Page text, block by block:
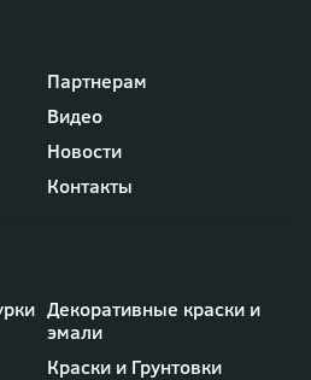
Партнерам
Видео
Новости
Контакты
Декоративные краски и
эмали
Краски и Грунтовки